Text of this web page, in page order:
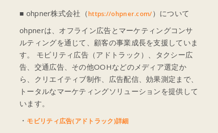
■ ohpner株式会社（https://ohpner.com/）について
ohpnerは、オフライン広告とマーケティングコンサ
ルティングを通じて、顧客の事業成長を支援していま
す。 モビリティ広告（アドトラック）、タクシー広
告、交通広告、その他OOHなどのメディア選定か
ら、クリエイティブ制作、広告配信、効果測定まで、
トータルなマーケティングソリューションを提供して
います。
・ モビリティ広告(アドトラック)詳細